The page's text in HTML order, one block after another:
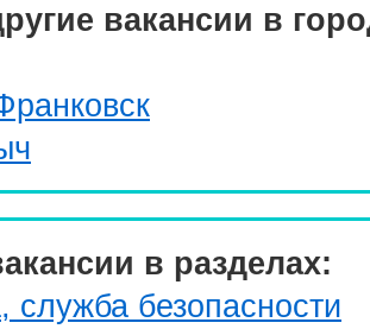
вакансии в
в разделах:
служба безопасности